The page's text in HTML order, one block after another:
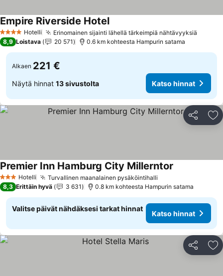
4 Tähtiluokitus
Hotelli Erinomainen sijainti lähellä tärkeimpiä nähtävyyksiä
Empire Riverside HotelKatso hinnat
8,9 Loistava 20 571 0.6 km kohteesta Hampurin satama
Alkaen 221 €
Näytä hinnat 13 sivustolta Katso hinnat
Jaa
3 Tähtiluokitus
Hotelli Turvallinen maanalainen pysäköintihalli
Premier Inn Hamburg City Millerntor
8,3 Erittäin hyvä 3 631 0.8 km kohteesta Hampurin satama
Valitse päivät nähdäksesi tarkat hinnat
Katso hinnat
Jaa